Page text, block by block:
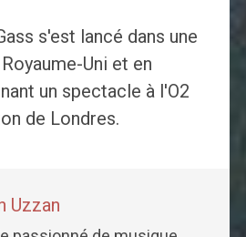
s'est lancé dans une
Uni et en
un spectacle à l'O2
de Londres.
Uzzan